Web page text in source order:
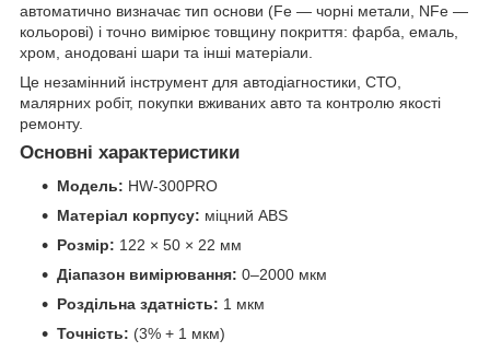
автоматично визначає тип основи (Fe — чорні метали, NFe —
кольорові) і точно вимірює товщину покриття: фарба, емаль,
хром, анодовані шари та інші матеріали.
Це незамінний інструмент для автодіагностики, СТО,
малярних робіт, покупки вживаних авто та контролю якості
ремонту.
Основні характеристики
Модель: HW-300PRO
Матеріал корпусу: міцний ABS
Розмір: 122 × 50 × 22 мм
Діапазон вимірювання: 0–2000 мкм
Роздільна здатність: 1 мкм
Точність: (3% + 1 мкм)